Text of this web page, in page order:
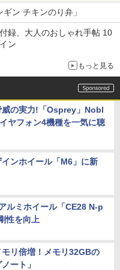
ン チキンのり弁」
録、大人のおしゃれ手帖 10
ン
もっと見る
威の実力!「Osprey」Nobl
ヤフォン4機種を一気に聴
ンホイール「M6」に新
ルミホイール「CE28 N-p
性を向上
リ倍増！メモリ32GBの
ート」